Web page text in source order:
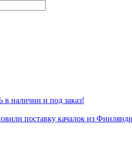
и под заказ!
поставку качалок из